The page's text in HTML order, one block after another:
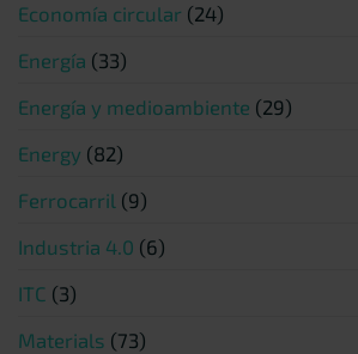
Economía circular (24)
Energía (33)
Energía y medioambiente (29)
Energy (82)
Ferrocarril (9)
Industria 4.0 (6)
ITC (3)
Materials (73)